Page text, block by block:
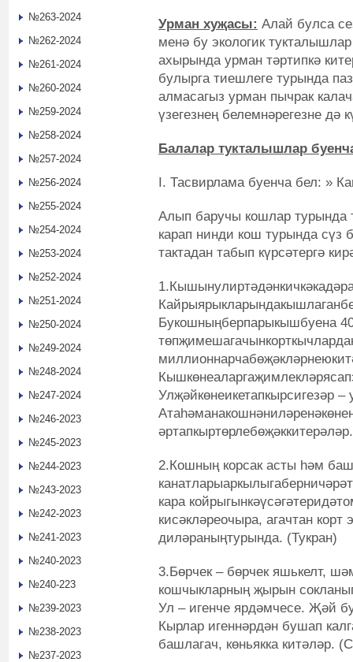
Урман хуҗасы: Алай булса
менә бу экологик
ахырында урман тәртипкә
булырга тиешлеге турында
алмасагыз урман пычрак
үзегезнең белемнәрегезне дә
Балалар тукталышлар
I. Тасвирлама буенча бел: »
Алып баручы кошлар турында
карап нинди кош турында сүз
тактадан табып күрсәтергә
Букошныңберпарыкышбуена
Улҗәйкөнеикетапкырсигезәр –
2.Кошның корсак асты һәм
кара
кисәкләреочыра, агачтан корт
диләраныңтурында. (Тукран)
3.Бөрчек – бөрчек яшькелт,
кошчыкларның җырын
Ул – игенче ярдәмчесе. Җәй
Кырлар игеннәрдән бушап
башлагач, көньякка китәләр.
№263-2024
№262-2024
№261-2024
№260-2024
№259-2024
№258-2024
№257-2024
№256-2024
№255-2024
№254-2024
№253-2024
№252-2024
№251-2024
№250-2024
№249-2024
№248-2024
№247-2024
№246-2023
№245-2023
№244-2023
№243-2023
№242-2023
№241-2023
№240-2023
№240-223
№239-2023
№238-2023
№237-2023